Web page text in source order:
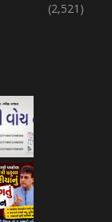
(2,521)